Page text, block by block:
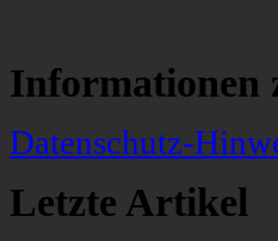
Informationen
Datenschutz-
Letzte Artikel